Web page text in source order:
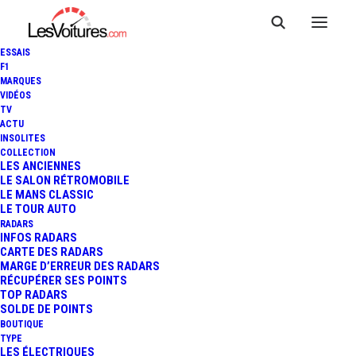
ESSAIS
F1
MARQUES
VIDÉOS
TV
ACTU
INSOLITES
COLLECTION
LES ANCIENNES
LE SALON RÉTROMOBILE
LE MANS CLASSIC
LE TOUR AUTO
RADARS
INFOS RADARS
CARTE DES RADARS
MARGE D’ERREUR DES RADARS
RÉCUPÉRER SES POINTS
TOP RADARS
SOLDE DE POINTS
BOUTIQUE
TYPE
LES ÉLECTRIQUES
28 mai 2013
VIDÉO : SÉBASTIEN